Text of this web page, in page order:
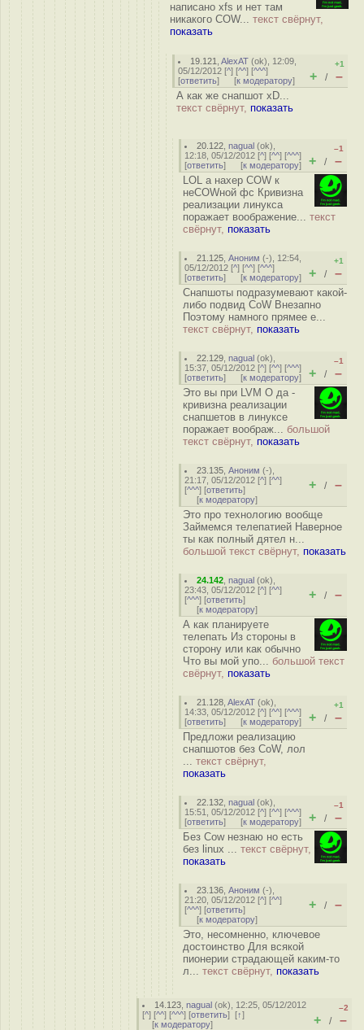
написано xfs и нет там
никакого COW... текст свёрнут,
показать
19.121 ,AlexAT (ok), 12:09,
05/12/2012 [^] [^^] [^^^]
[ответить] [к модератору]
+1
+ / –
А как же снапшот xD...
текст свёрнут, показать
20.122 ,nagual (ok),
12:18, 05/12/2012 [^] [^^] [^^^]
[ответить] [к модератору]
–1
+ / –
LOL а нахер COW к
неСOWной фс Кривизна
реализации линукса
поражает воображение... текст
свёрнут, показать
21.125 ,Аноним (-), 12:54,
05/12/2012 [^] [^^] [^^^]
[ответить] [к модератору]
+1
+ / –
Снапшоты подразумевают какой-
либо подвид CoW Внезапно
Поэтому намного прямее е...
текст свёрнут, показать
22.129 ,nagual (ok),
15:37, 05/12/2012 [^] [^^] [^^^]
[ответить] [к модератору]
–1
+ / –
Это вы при LVM О да -
кривизна реализации
снапшетов в линуксе
поражает воображ... большой
текст свёрнут, показать
23.135 ,Аноним (-),
21:17, 05/12/2012 [^] [^^]
[^^^] [ответить]
[к модератору]
+ / –
Это про технологию вообще
Займемся телепатией Наверное
ты как полный дятел н...
большой текст свёрнут, показать
24.142 ,nagual (ok),
23:43, 05/12/2012 [^] [^^]
[^^^] [ответить]
[к модератору]
+ / –
А как планируете
телепать Из стороны в
сторону или как обычно
Что вы мой упо... большой текст
свёрнут, показать
21.128 ,AlexAT (ok),
14:33, 05/12/2012 [^] [^^] [^^^]
[ответить] [к модератору]
+1
+ / –
Предложи реализацию
снапшотов без CoW, лол
... текст свёрнут,
показать
22.132 ,nagual (ok),
15:51, 05/12/2012 [^] [^^] [^^^]
[ответить] [к модератору]
–1
+ / –
Без Cow незнаю но есть
без linux ... текст свёрнут,
показать
23.136 ,Аноним (-),
21:20, 05/12/2012 [^] [^^]
[^^^] [ответить]
[к модератору]
+ / –
Это, несомненно, ключевое
достоинство Для всякой
пионерии страдающей каким-то
л... текст свёрнут, показать
14.123 ,nagual (ok), 12:25, 05/12/2012
[^] [^^] [^^^] [ответить] [↑]
[к модератору]
–2
+ / –